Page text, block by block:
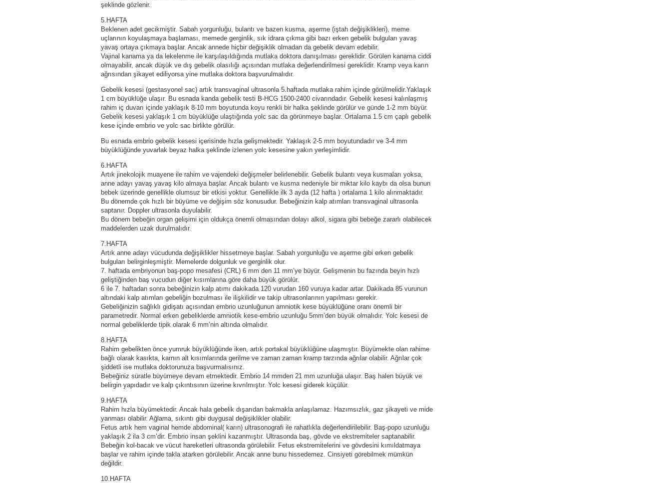
şeklinde gözlenir.
5.HAFTA
Beklenen adet gecikmiştir. Sabah yorgunluğu, bulantı ve bazen kusma, aşerme (iştah değişiklikleri), meme
uçlarının koyulaşmaya başlaması, memede gerginlik, sık idrara çıkma gibi bazı erken gebelik bulguları yavaş
yavaş ortaya çıkmaya başlar. Ancak annede hiçbir değişiklik olmadan da gebelik devam edebilir.
Vajinal kanama ya da lekelenme ile karşılaşıldığında mutlaka doktora danışılması gereklidir. Görülen kanama ciddi
olmayabilir, ancak düşük ve dış gebelik olasılığı açısından mutlaka değerlendirilmesi gereklidir. Kramp veya karın
ağrısından şikayet ediliyorsa yine mutlaka doktora başvurulmalıdır.
Gebelik kesesi (gestasyonel sac) artık transvaginal ultrasonla 5.haftada mutlaka rahim içinde görülmelidir.Yaklaşık
1 cm büyüklüğe ulaşır. Bu esnada kanda gebelik testi B-HCG 1500-2400 civarındadır. Gebelik kesesi kalınlaşmış
rahim iç duvarı içinde yaklaşık 8-10 mm boyutunda koyu renkli bir halka şeklinde görülür ve günde 1-2 mm büyür.
Gebelik kesesi yaklaşık 1 cm büyüklüğe ulaştığında yolc sac da görünmeye başlar. Ortalama 1.5 cm çaplı gebelik
kese içinde embrio ve yolc sac birlikte görülür.
Bu esnada embrio gebelik kesesi içerisinde hızla gelişmektedir. Yaklaşık 2-5 mm boyutundadır ve 3-4 mm
büyüklüğünde yuvarlak beyaz halka şeklinde izlenen yolc kesesine yakın yerleşimlidir.
6.HAFTA
Artık jinekolojik muayene ile rahim ve vajendeki değişmeler belirlenebilir. Gebelik bulantı veya kusmaları yoksa,
anne adayı yavaş yavaş kilo almaya başlar. Ancak bulantı ve kusma nedeniyle bir miktar kilo kaybı da olsa bunun
bebek üzerinde genellikle olumsuz bir etkisi yoktur. Genellikle ilk 3 ayda (12 hafta ) ortalama 1 kilo alınmaktadır.
Bu dönemde çok hızlı bir büyüme ve değişim söz konusudur. Bebeğinizin kalp atımları transvaginal ultrasonla
saptanır. Doppler ultrasonla duyulabilir.
Bu dönem bebeğin organ gelişimi için oldukça önemli olmasından dolayı alkol, sigara gibi bebeğe zararlı olabilecek
maddelerden uzak durulmalıdır.
7.HAFTA
Artık anne adayı vücudunda değişiklikler hissetmeye başlar. Sabah yorgunluğu ve aşerme gibi erken gebelik
bulguları belirginleşmiştir. Memelerde dolgunluk ve gerginlik olur.
7. haftada embriyonun baş-popo mesafesi (CRL) 6 mm den 11 mm’ye büyür. Gelişmenin bu fazında beyin hızlı
geliştiğinden baş vucudun diğer kısımlarına göre daha büyük görülür.
6 ile 7. haftadan sonra bebeğinizin kalp atımı dakikada 120 vurudan 160 vuruya kadar artar. Dakikada 85 vurunun
altındaki kalp atımları gebeliğin bozulması ile ilişkilidir ve takip ultrasonlarının yapılması gerekir.
Gebeliğinizin sağlıklı gidişatı açısından embrio uzunluğunun amniotik kese büyüklüğüne oranı önemli bir
parametredir. Normal erken gebeliklerde amniotik kese-embrio uzunluğu 5mm’den büyük olmalıdır. Yolc kesesi de
normal gebeliklerde tipik olarak 6 mm’nin altında olmalıdır.
8.HAFTA
Rahim gebelikten önce yumruk büyüklüğünde iken, artık portakal büyüklüğüne ulaşmıştır. Büyümekte olan rahime
bağlı olarak kasıkta, karnın alt kısımlarında gerilme ve zaman zaman kramp tarzında ağrılar olabilir. Ağrılar çok
şiddetli ise mutlaka doktorunuza başvurmalısınız.
Bebeğiniz süratle büyümeye devam etmektedir. Embrio 14 mmden 21 mm uzunluğa ulaşır. Baş halen büyük ve
belirgin yapıdadır ve kalp çıkıntısının üzerine kıvrılmıştır. Yolc kesesi giderek küçülür.
9.HAFTA
Rahim hızla büyümektedir. Ancak hala gebelik dışarıdan bakmakla anlaşılamaz. Hazımsızlık, gaz şikayeti ve mide
yanması olabilir. Ağlama, sıkıntı gibi duygusal değişiklikler olabilir.
Fetus artık hem vaginal hemde abdominal( karın) ultrasonografi ile rahatlıkla değerlendirilebilir. Baş-popo uzunluğu
yaklaşık 2 ila 3 cm’dir. Embrio insan şeklini kazanmıştır. Ultrasonda baş, gövde ve ekstremiteler saptanabilir.
Bebeğin kol-bacak ve vücut hareketleri ultrasonda görülebilir. Fetus ekstremitelerini ve gövdesini kımıldatmaya
başlar ve rahim içinde takla atarken görülebilir. Ancak anne bunu hissedemez. Cinsiyeti görebilmek mümkün
değildir.
10.HAFTA